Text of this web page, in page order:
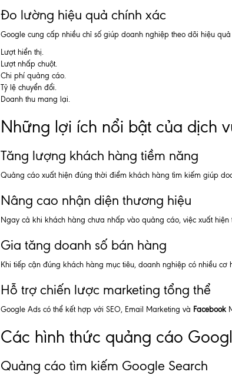
Đo lường hiệu quả chính xác
Google cung cấp nhiều chỉ số giúp doanh nghiệp theo dõi hiệu
Lượt hiển thị.
Lượt nhấp chuột.
Chi phí quảng cáo.
Tỷ lệ chuyển đổi.
Doanh thu mang lại.
Những lợi ích nổi bật của dịch
Tăng lượng khách hàng tiềm năng
Quảng cáo xuất hiện đúng thời điểm khách hàng tìm kiếm giúp
Nâng cao nhận diện thương hiệu
Ngay cả khi khách hàng chưa nhấp vào quảng cáo, việc xuất
Gia tăng doanh số bán hàng
Khi tiếp cận đúng khách hàng mục tiêu, doanh nghiệp có nhiều cơ
Hỗ trợ chiến lược marketing tổng thể
Google Ads có thể kết hợp với SEO, Email Marketing và Facebook
Các hình thức quảng cáo
Quảng cáo tìm kiếm Google Search